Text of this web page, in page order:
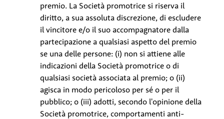
premio. La Società promotrice si riserva il
diritto, a sua assoluta discrezione, di escludere
il vincitore e/o il suo accompagnatore dalla
partecipazione a qualsiasi aspetto del premio
se una delle persone: (i) non si attiene alle
indicazioni della Società promotrice o di
qualsiasi società associata al premio; o (ii)
agisca in modo pericoloso per sé o per il
pubblico; o (iii) adotti, secondo l'opinione della
Società promotrice, comportamenti anti-